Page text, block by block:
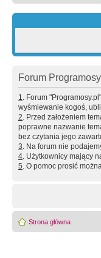
Forum
1. Forum
wyśmiewanie kogoś,
2. Przed założeniem
poprawne nazwanie
bez czytania jego
3. Na forum nie
4. Użytkownicy mający
5. O pomoc prosić
Strona główna